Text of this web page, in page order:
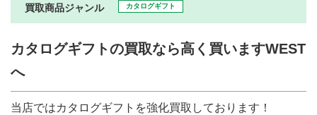
買取商品ジャンル カタログギフト
カタログギフトの買取なら高く買いますWEST
へ
当店ではカタログギフトを強化買取しております！